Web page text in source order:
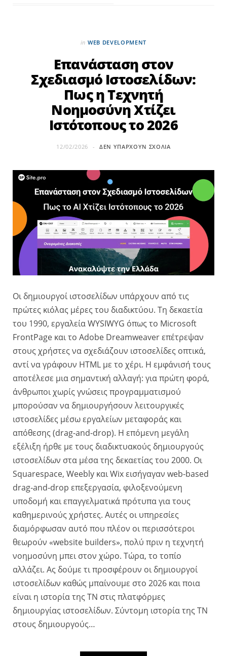
in WEB DEVELOPMENT
Επανάσταση στον
Σχεδιασμό Ιστοσελίδων:
Πως η Τεχνητή
Νοημοσύνη Χτίζει
Ιστότοπους το 2026
12/02/2026 ΔΕΝ ΥΠΆΡΧΟΥΝ ΣΧΌΛΙΑ
Οι δημιουργοί ιστοσελίδων υπάρχουν από τις
πρώτες κιόλας μέρες του διαδικτύου. Τη δεκαετία
του 1990, εργαλεία WYSIWYG όπως το Microsoft
FrontPage και το Adobe Dreamweaver επέτρεψαν
στους χρήστες να σχεδιάζουν ιστοσελίδες οπτικά,
αντί να γράφουν HTML με το χέρι. Η εμφάνισή τους
αποτέλεσε μια σημαντική αλλαγή: για πρώτη φορά,
άνθρωποι χωρίς γνώσεις προγραμματισμού
μπορούσαν να δημιουργήσουν λειτουργικές
ιστοσελίδες μέσω εργαλείων μεταφοράς και
απόθεσης (drag-and-drop). Η επόμενη μεγάλη
εξέλιξη ήρθε με τους διαδικτυακούς δημιουργούς
ιστοσελίδων στα μέσα της δεκαετίας του 2000. Οι
Squarespace, Weebly και Wix εισήγαγαν web-based
drag‑and‑drop επεξεργασία, φιλοξενούμενη
υποδομή και επαγγελματικά πρότυπα για τους
καθημερινούς χρήστες. Αυτές οι υπηρεσίες
διαμόρφωσαν αυτό που πλέον οι περισσότεροι
θεωρούν «website builders», πολύ πριν η τεχνητή
νοημοσύνη μπει στον χώρο. Τώρα, το τοπίο
αλλάζει. Ας δούμε τι προσφέρουν οι δημιουργοί
ιστοσελίδων καθώς μπαίνουμε στο 2026 και ποια
είναι η ιστορία της ΤΝ στις πλατφόρμες
δημιουργίας ιστοσελίδων. Σύντομη ιστορία της ΤΝ
στους δημιουργούς…